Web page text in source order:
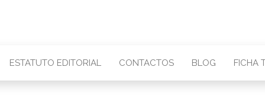
ESTATUTO EDITORIAL CONTACTOS BLOG FICHA